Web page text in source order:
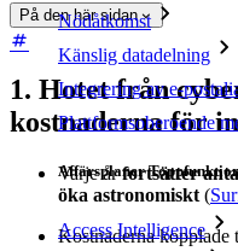
Nödåtkomst
Känslig datadelning
Integrering av e-
Plattformsoberoende
Affärsplaner
Access Intelligence
På den här sidan
1. Hotet från
kostnaderna för
Varje årfortsätter
öka astronomiskt (
Kostnaderna kopplade